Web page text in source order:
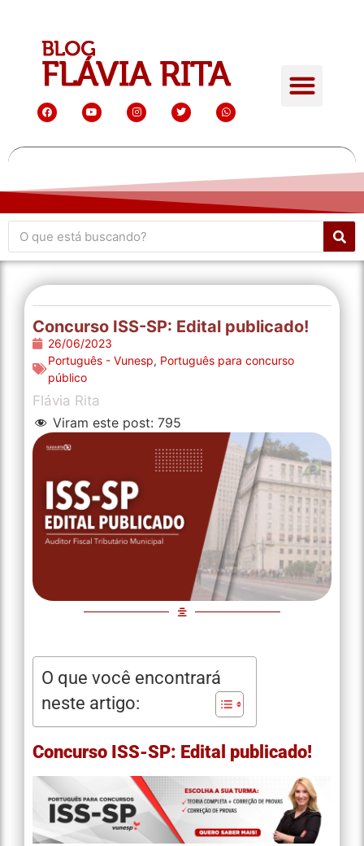
Concurso ISS-SP: Edital publicado!
26/06/2023
Português - Vunesp, Português para concurso
público
Flávia Rita
Viram este post: 795
O que você encontrará
neste artigo:
Concurso ISS-SP: Edital publicado!